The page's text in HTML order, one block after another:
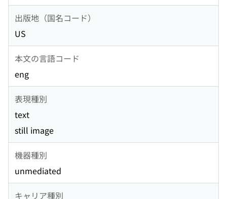
出版地（国名コード）
US
本文の言語コード
eng
表現種別
text
still image
機器種別
unmediated
キャリア種別